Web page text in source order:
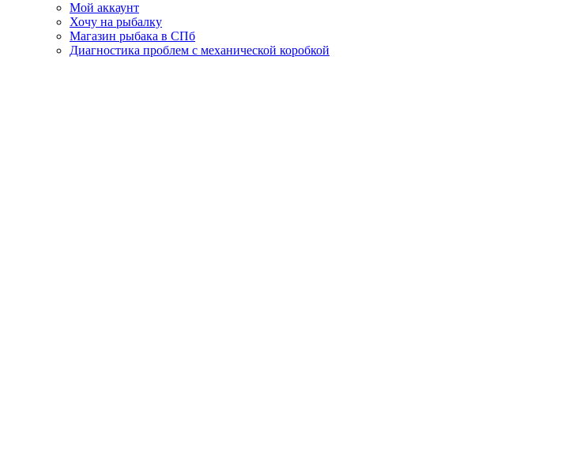
Мой аккаунт
Хочу на рыбалку
Магазин рыбака в СПб
Диагностика проблем с механической коробкой